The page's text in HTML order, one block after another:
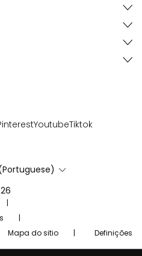
YoutubeTiktok
Mapa do sitio
Definições